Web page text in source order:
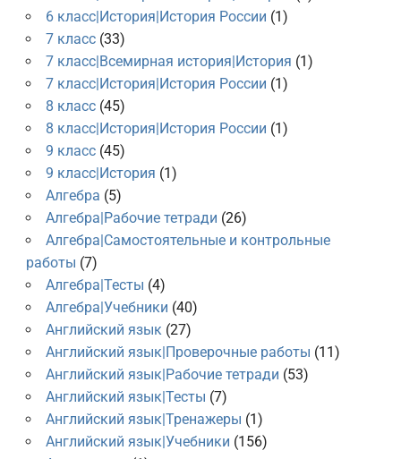
6 класс|История|История России (1)
7 класс(33)
7 класс|Всемирная история|История (1)
7 класс|История|История России (1)
8 класс(45)
8 класс|История|История России (1)
9 класс(45)
9 класс|История (1)
Алгебра (5)
Алгебра|Рабочие тетради (26)
Алгебра|Самостоятельные и контрольные
работы (7)
Алгебра|Тесты (4)
Алгебра|Учебники (40)
Английский язык(27)
Английский язык|Проверочные работы (11)
Английский язык|Рабочие тетради (53)
Английский язык|Тесты (7)
Английский язык|Тренажеры (1)
Английский язык|Учебники (156)